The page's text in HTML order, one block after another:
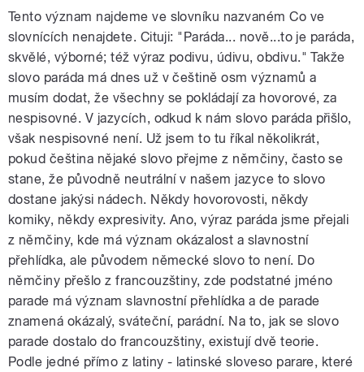
Tento význam najdeme ve slovníku nazvaném Co ve
slovnících nenajdete. Cituji: "Paráda... nově...to je paráda,
skvělé, výborné; též výraz podivu, údivu, obdivu." Takže
slovo paráda má dnes už v češtině osm významů a
musím dodat, že všechny se pokládají za hovorové, za
nespisovné. V jazycích, odkud k nám slovo paráda přišlo,
však nespisovné není. Už jsem to tu říkal několikrát,
pokud čeština nějaké slovo přejme z němčiny, často se
stane, že původně neutrální v našem jazyce to slovo
dostane jakýsi nádech. Někdy hovorovosti, někdy
komiky, někdy expresivity. Ano, výraz paráda jsme přejali
z němčiny, kde má význam okázalost a slavnostní
přehlídka, ale původem německé slovo to není. Do
němčiny přešlo z francouzštiny, zde podstatné jméno
parade má význam slavnostní přehlídka a de parade
znamená okázalý, sváteční, parádní. Na to, jak se slovo
parade dostalo do francouzštiny, existují dvě teorie.
Podle jedné přímo z latiny - latinské sloveso parare, které